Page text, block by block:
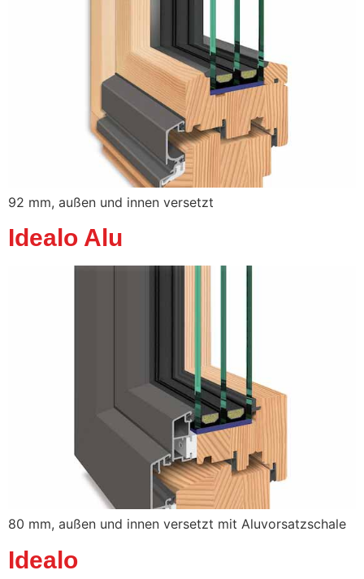
92 mm, außen und innen versetzt
Idealo Alu
80 mm, außen und innen versetzt mit Aluvorsatzschale
Idealo